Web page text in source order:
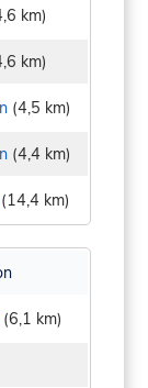
km)
km)
(4,5 km)
(4,4 km)
(14,4 km)
km)